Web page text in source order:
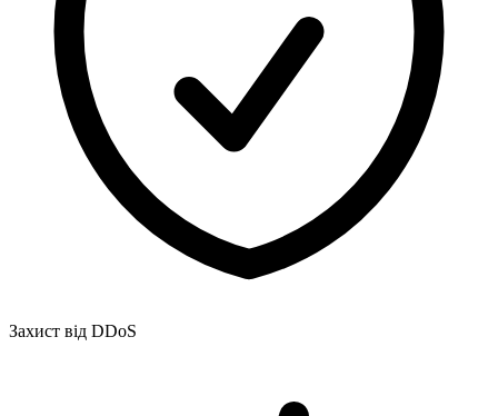
Захист від DDoS